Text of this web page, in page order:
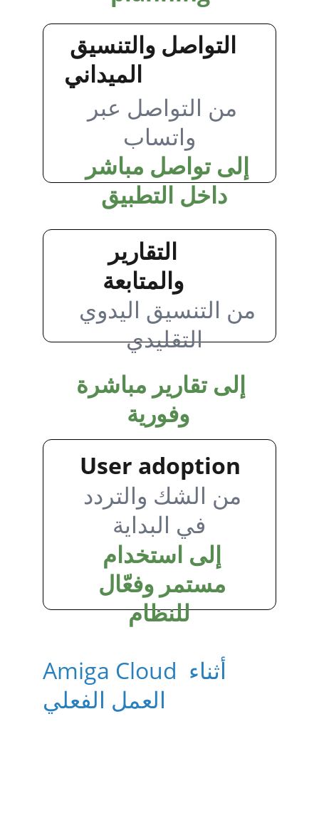
التواصل والتنسيق
الميداني
من التواصل عبر
واتساب
إلى تواصل مباشر
داخل التطبيق
من التنسيق اليدوي
التقليدي
التقارير
والمتابعة
إلى تقارير مباشرة
وفورية
User adoption
من الشك والتردد
في البداية
إلى استخدام
مستمر وفعّال
للنظام
Amiga Cloud أثناء
العمل الفعلي